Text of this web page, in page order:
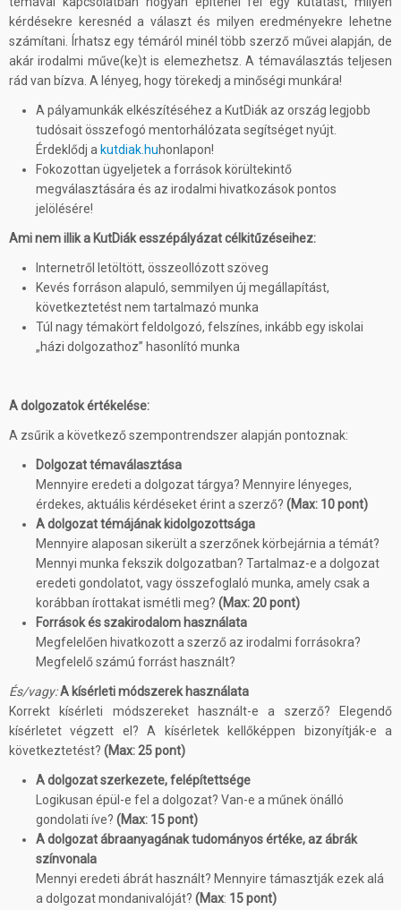
kérdésekre keresnéd a választ és milyen eredményekre lehetne
számítani. Írhatsz egy témáról minél több szerző művei alapján, de
akár irodalmi műve(ke)t is elemezhetsz. A témaválasztás teljesen
rád van bízva. A lényeg, hogy törekedj a minőségi munkára!
A pályamunkák elkészítéséhez a KutDiák az ország legjobb
tudósait összefogó mentorhálózata segítséget nyújt.
Érdeklődj a kutdiak.huhonlapon!
Fokozottan ügyeljetek a források körültekintő
megválasztására és az irodalmi hivatkozások pontos
jelölésére!
Ami nem illik a KutDiák esszépályázat célkitűzéseihez:
Internetről letöltött, összeollózott szöveg
Kevés forráson alapuló, semmilyen új megállapítást,
következtetést nem tartalmazó munka
Túl nagy témakört feldolgozó, felszínes, inkább egy iskolai
„házi dolgozathoz” hasonlító munka
A dolgozatok értékelése:
A zsűrik a következő szempontrendszer alapján pontoznak:
Dolgozat témaválasztása
Mennyire eredeti a dolgozat tárgya? Mennyire lényeges,
érdekes, aktuális kérdéseket érint a szerző? (Max: 10 pont)
A dolgozat témájának kidolgozottsága
Mennyire alaposan sikerült a szerzőnek körbejárnia a témát?
Mennyi munka fekszik dolgozatban? Tartalmaz-e a dolgozat
eredeti gondolatot, vagy összefoglaló munka, amely csak a
korábban írottakat ismétli meg? (Max: 20 pont)
Források és szakirodalom használata
Megfelelően hivatkozott a szerző az irodalmi forrásokra?
Megfelelő számú forrást használt?
És/vagy:A kísérleti módszerek használata
Korrekt kísérleti módszereket használt-e a szerző? Elegendő
kísérletet végzett el? A kísérletek kellőképpen bizonyítják-e a
következtetést? (Max: 25 pont)
A dolgozat szerkezete, felépítettsége
Logikusan épül-e fel a dolgozat? Van-e a műnek önálló
gondolati íve? (Max: 15 pont)
A dolgozat ábraanyagának tudományos értéke, az ábrák
színvonala
Mennyi eredeti ábrát használt? Mennyire támasztják ezek alá
a dolgozat mondanivalóját? (Max: 15 pont)